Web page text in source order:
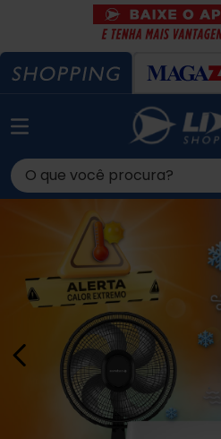
O que você procura?